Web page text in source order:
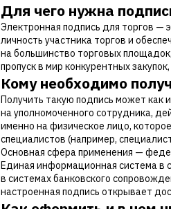
Для чего нужна
Электронная подпись для торгов —
личность участника торгов и
на большинство торговых
пропуск в мир конкурентных
Кому необходимо
Получить такую подпись может как
на уполномоченного сотрудника,
именно на физическое лицо,
специалистов (например,
Основная сфера применения —
Единая информационная система в
в системах банковского
настроенная подпись открывает